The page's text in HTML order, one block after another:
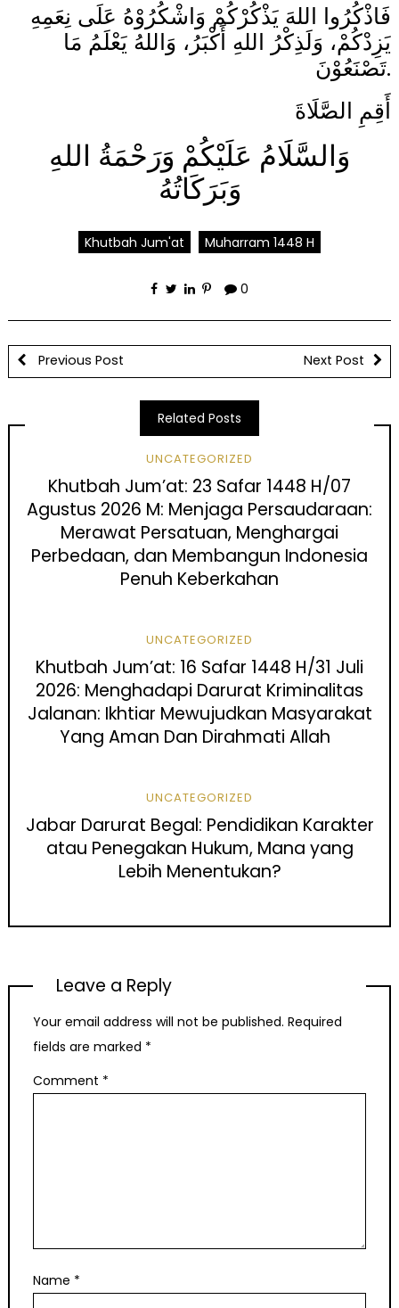
فَاذْكُرُوا اللهَ يَذْكُرْكُمْ وَاشْكُرُوْهُ عَلَى نِعَمِهِ
يَزِدْكُمْ، وَلَذِكْرُ اللهِ أَكْبَرُ، وَاللهُ يَعْلَمُ مَا
تَصْنَعُوْنَ.
أَقِمِ الصَّلَاةَ
وَالسَّلَامُ عَلَيْكُمْ وَرَحْمَةُ اللهِ
وَبَرَكَاتُهُ
Khutbah Jum'at Muharram 1448 H
0
Previous Post Next Post
Related Posts
UNCATEGORIZED
Khutbah Jum’at: 23 Safar 1448 H/07
Agustus 2026 M: Menjaga Persaudaraan:
Merawat Persatuan, Menghargai
Perbedaan, dan Membangun Indonesia
Penuh Keberkahan
UNCATEGORIZED
Khutbah Jum’at: 16 Safar 1448 H/31 Juli
2026: Menghadapi Darurat Kriminalitas
Jalanan: Ikhtiar Mewujudkan Masyarakat
Yang Aman Dan Dirahmati Allah
UNCATEGORIZED
Jabar Darurat Begal: Pendidikan Karakter
atau Penegakan Hukum, Mana yang
Lebih Menentukan?
Leave a Reply
Your email address will not be published. Required
fields are marked *
Comment *
Name *